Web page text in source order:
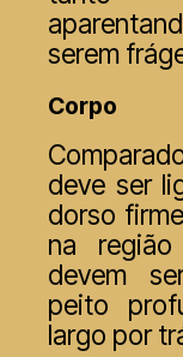
serem
Corpo
deve ser
dorso
na
devem
peito
largo por